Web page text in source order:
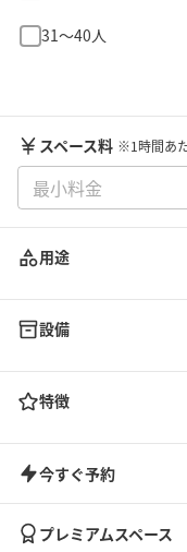
31〜40人
スペース料 ※1時間あ
用途
設備
特徴
今すぐ予約
プレミアムスペース